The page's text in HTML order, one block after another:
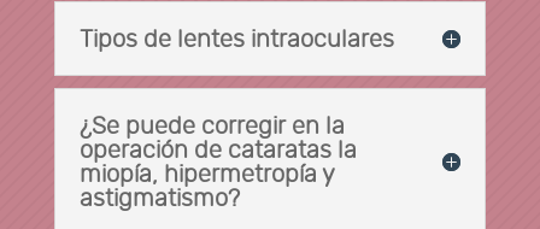
Tipos de lentes intraoculares
¿Se puede corregir en la
operación de cataratas la
miopía, hipermetropía y
astigmatismo?